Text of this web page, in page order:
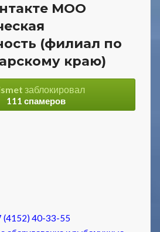
МОО
(филиал по
краю)
заблокировал
111 спамеров
(4152) 40-33-55